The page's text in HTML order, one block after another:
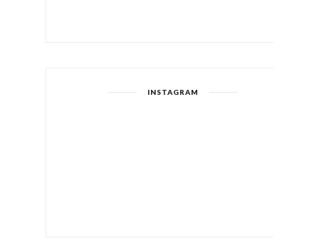
INSTAGRAM